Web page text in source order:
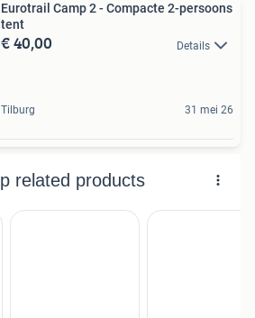
Eurotrail Camp 2 - Compacte 2-persoons
tent
€ 40,00 Details
Tilburg 31 mei 26